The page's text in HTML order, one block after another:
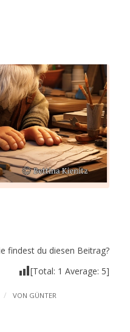
findest du diesen Beitrag?
[Total: 1 Average: 5]
/ VON GÜNTER